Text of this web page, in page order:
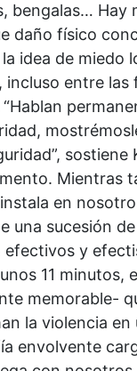
bengalas… Hay
daño físico
idea de miedo
incluso entre las
sostiene
Mientras
en
una sucesión
efectivos y
11 minutos,
memorable-
la violencia en
envolvente